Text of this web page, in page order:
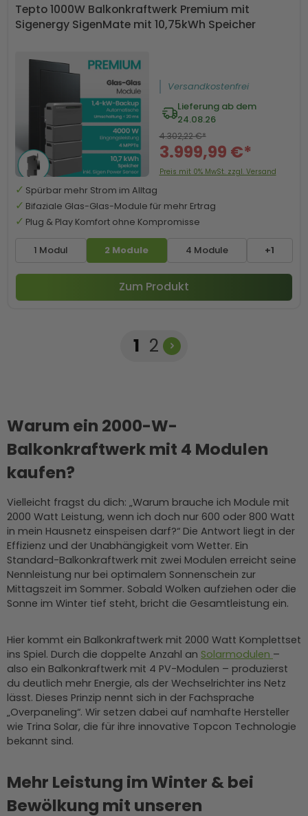
Tepto 1000W Balkonkraftwerk Premium mit
Sigenergy SigenMate mit 10,75kWh Speicher
1 Modul 2 Module 4 Module +1
Versandkostenfrei
Lieferung ab dem
24.08.26
3.999,99 €*
4.302,22 €*
Preis mit 0% MwSt. zzgl. Versand
Spürbar mehr Strom im Alltag
Bifaziale Glas-Glas-Module für mehr Ertrag
Plug & Play Komfort ohne Kompromisse
Zum Produkt
Seite
1 Seite
2
Warum ein 2000-W-
Balkonkraftwerk mit 4 Modulen
kaufen?
Vielleicht fragst du dich: „Warum brauche ich Module mit
2000 Watt Leistung, wenn ich doch nur 600 oder 800 Watt
in mein Hausnetz einspeisen darf?“ Die Antwort liegt in der
Effizienz und der Unabhängigkeit vom Wetter. Ein
Standard-Balkonkraftwerk mit zwei Modulen erreicht seine
Nennleistung nur bei optimalem Sonnenschein zur
Mittagszeit im Sommer. Sobald Wolken aufziehen oder die
Sonne im Winter tief steht, bricht die Gesamtleistung ein.
Hier kommt ein Balkonkraftwerk mit 2000 Watt Komplettset
ins Spiel. Durch die doppelte Anzahl an Solarmodulen –
also ein Balkonkraftwerk mit 4 PV-Modulen – produzierst
du deutlich mehr Energie, als der Wechselrichter ins Netz
lässt. Dieses Prinzip nennt sich in der Fachsprache
„Overpaneling“. Wir setzen dabei auf namhafte Hersteller
wie Trina Solar, die für ihre innovative Topcon Technologie
bekannt sind.
Mehr Leistung im Winter & bei
Bewölkung mit unseren